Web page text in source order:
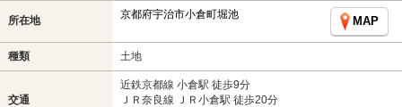
所在地 京都府宇治市小倉町堀池
MAP
種類 土地
交通
近鉄京都線 小倉駅 徒歩9分
ＪＲ奈良線 ＪＲ小倉駅 徒歩20分